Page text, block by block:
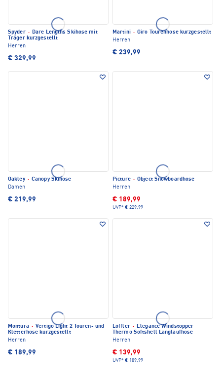
Spyder · Dare Lengths Skihose mit
Träger kurzgestellt
Herren
€ 329,99
Martini · Giro Tourenhose kurzgestellt
Herren
€ 239,99
Oakley · Canopy Skihose
Damen
€ 219,99
Picture · Object Snowboardhose
Herren
€ 189,99
UVP* € 229,99
Montura · Vertigo Light 2 Touren- und
Kletterhose kurzgestellt
Herren
€ 189,99
Löffler · Elegance Windstopper
Thermo Softshell Langlaufhose
Herren
€ 139,99
UVP* € 189,99